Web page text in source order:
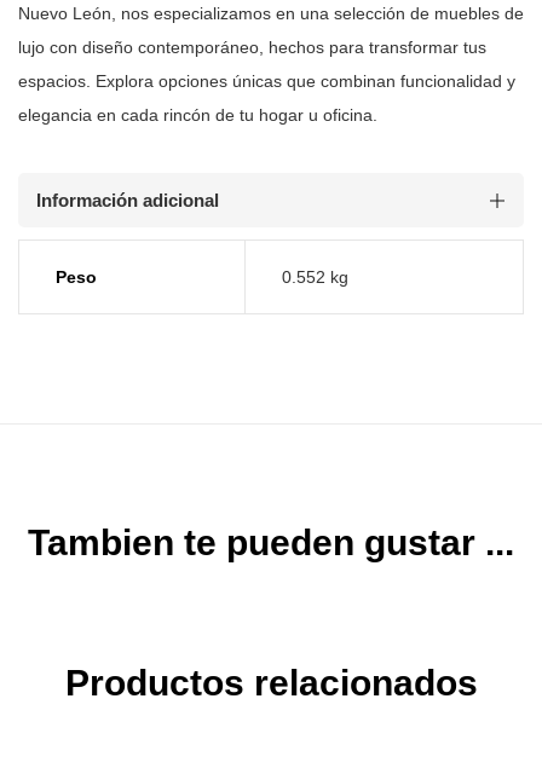
Nuevo León, nos especializamos en una selección de muebles de
lujo con diseño contemporáneo, hechos para transformar tus
espacios. Explora opciones únicas que combinan funcionalidad y
elegancia en cada rincón de tu hogar u oficina.
Información adicional
Peso 0.552 kg
Tambien te pueden gustar ...
Productos relacionados